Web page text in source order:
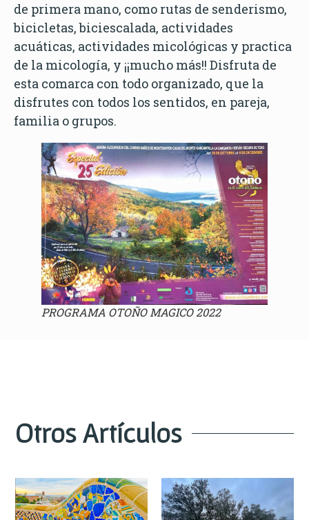
de primera mano, como rutas de senderismo,
bicicletas, biciescalada, actividades
acuáticas, actividades micológicas y practica
de la micología, y ¡¡mucho más!! Disfruta de
esta comarca con todo organizado, que la
disfrutes con todos los sentidos, en pareja,
familia o grupos.
PROGRAMA OTOÑO MAGICO 2022
Otros Artículos